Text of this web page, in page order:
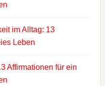
im Alltag: 13
Leben
Affirmationen für ein